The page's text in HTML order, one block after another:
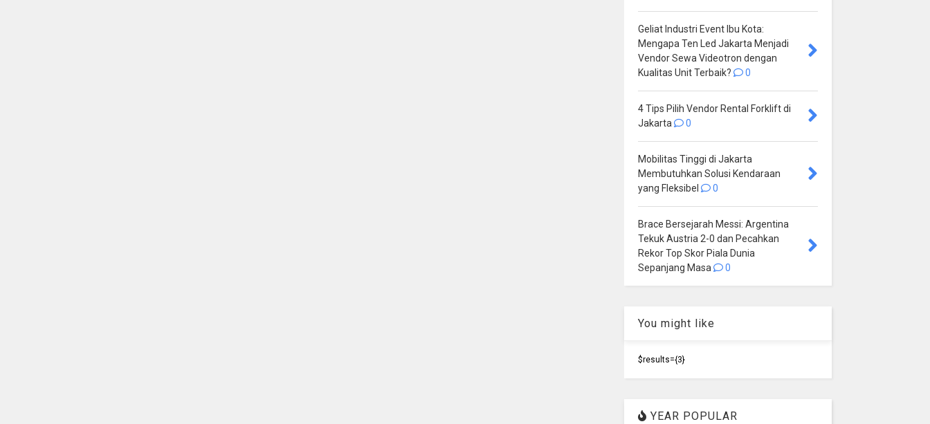
Geliat Industri Event Ibu Kota:
Mengapa Ten Led Jakarta Menjadi
Vendor Sewa Videotron dengan
Kualitas Unit Terbaik?
0
4 Tips Pilih Vendor Rental Forklift di
Jakarta
0
Mobilitas Tinggi di Jakarta
Membutuhkan Solusi Kendaraan
yang Fleksibel
0
Brace Bersejarah Messi: Argentina
Tekuk Austria 2-0 dan Pecahkan
Rekor Top Skor Piala Dunia
Sepanjang Masa
0
You might like
$results={3}
YEAR POPULAR